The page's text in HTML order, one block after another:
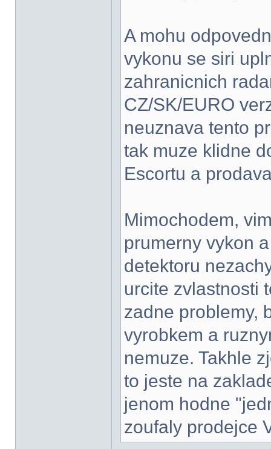
A mohu
vykonu se siri
zahranicnich
CZ/SK/EURO
neuznava tento
tak muze klidne
Escortu a
Mimochodem,
prumerny vykon
detektoru
urcite zvlastnosti
zadne problemy,
vyrobkem a
nemuze. Takhle
to jeste na
jenom hodne
zoufaly prodejce